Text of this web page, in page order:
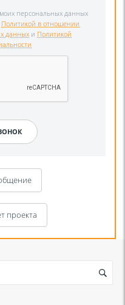
персональных данных
Политикой в отношении
данных и Политикой
проекта